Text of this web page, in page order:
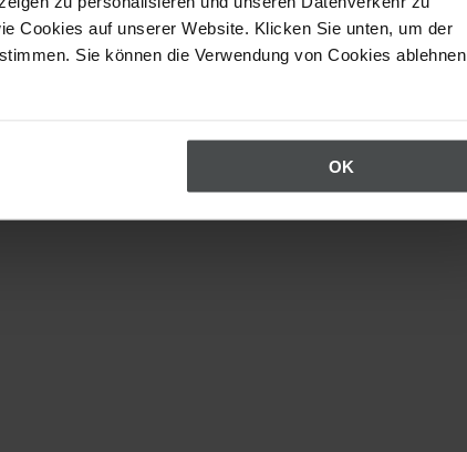
Cookies auf unserer Website. Klicken Sie unten, um der
Sie können die Verwendung von Cookies ablehnen
OK